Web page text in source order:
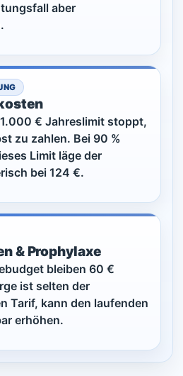
aber
€ Jahreslimit stoppt,
zu zahlen. Bei 90 %
Limit läge der
bei 124 €.
& Prophylaxe
bleiben 60 €
ist selten der
Tarif, kann den laufenden
erhöhen.